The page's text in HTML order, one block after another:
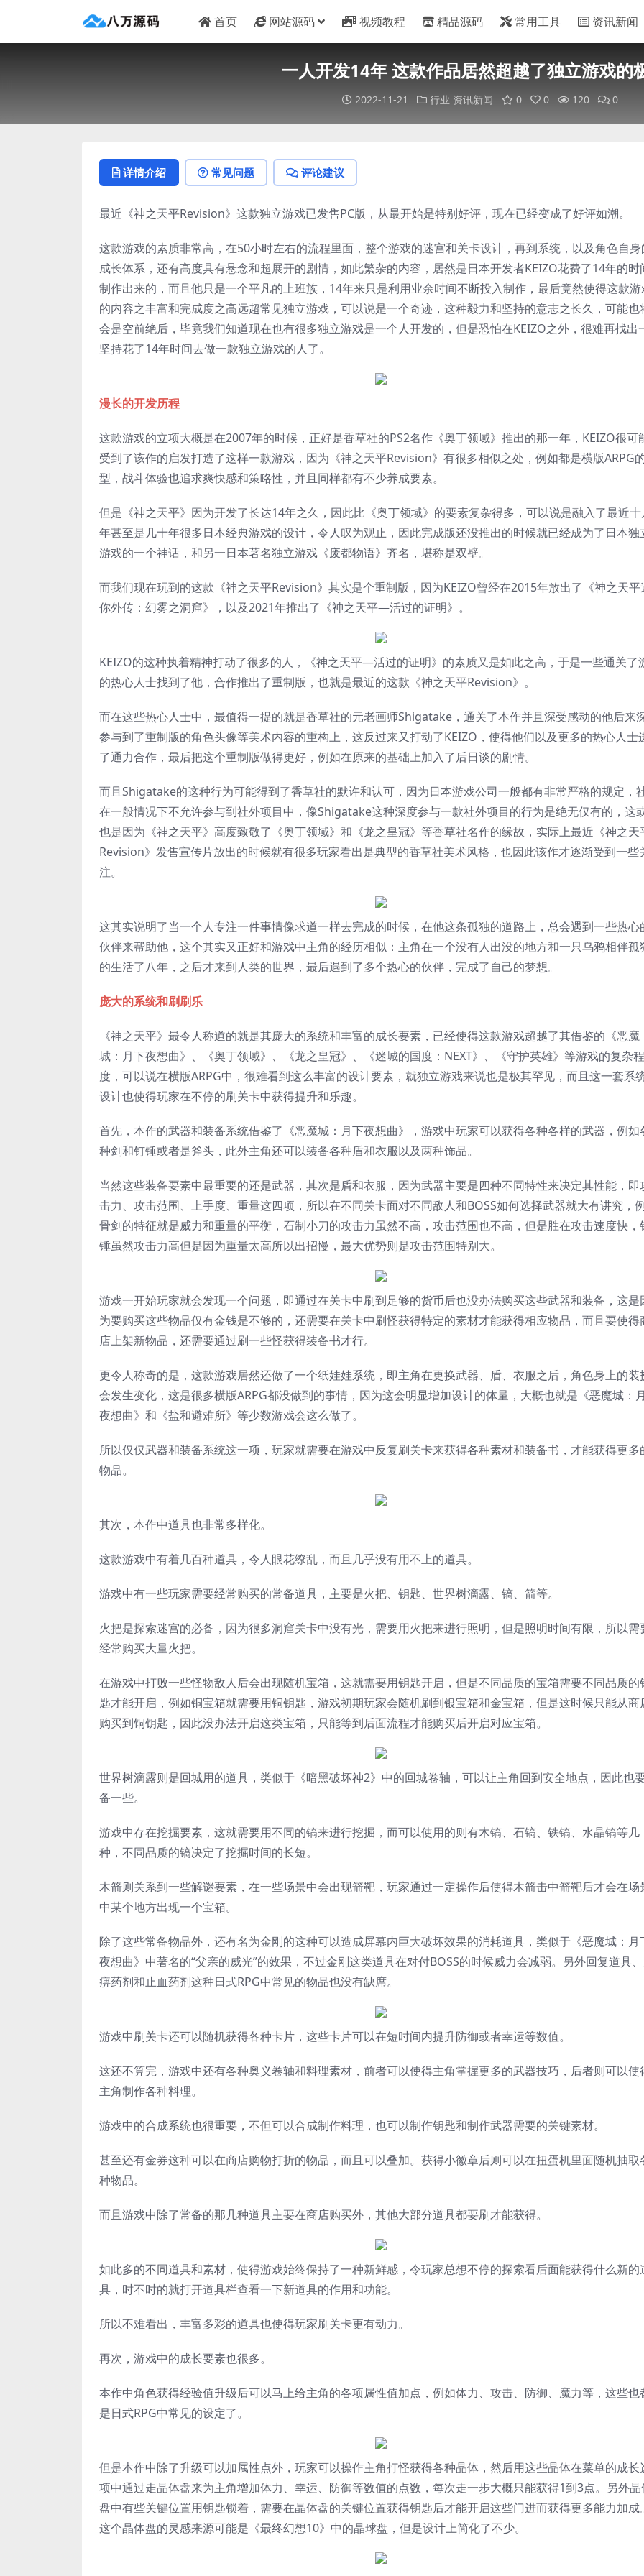
首页 网站源码 视频教程 精品源码 常用工具 资讯新闻
一人开发14年 这款作品居然超越了独立游戏的
2022-11-21 行业 资讯新闻 0 0 120 0
详情介绍 常见问题 评论建议
最近《神之天平Revision》这款独立游戏已发售PC版，从最开始是特别好评，现在已经变成了好评如潮。
这款游戏的素质非常高，在50小时左右的流程里面，整个游戏的迷宫和关卡设计，再到系统，以及角色自身
成长体系，还有高度具有悬念和超展开的剧情，如此繁杂的内容，居然是日本开发者KEIZO花费了14年的时
制作出来的，而且他只是一个平凡的上班族，14年来只是利用业余时间不断投入制作，最后竟然使得这款游
的内容之丰富和完成度之高远超常见独立游戏，可以说是一个奇迹，这种毅力和坚持的意志之长久，可能也
会是空前绝后，毕竟我们知道现在也有很多独立游戏是一个人开发的，但是恐怕在KEIZO之外，很难再找出
坚持花了14年时间去做一款独立游戏的人了。
漫长的开发历程
这款游戏的立项大概是在2007年的时候，正好是香草社的PS2名作《奥丁领域》推出的那一年，KEIZO很可
受到了该作的启发打造了这样一款游戏，因为《神之天平Revision》有很多相似之处，例如都是横版ARPG
型，战斗体验也追求爽快感和策略性，并且同样都有不少养成要素。
但是《神之天平》因为开发了长达14年之久，因此比《奥丁领域》的要素复杂得多，可以说是融入了最近十
年甚至是几十年很多日本经典游戏的设计，令人叹为观止，因此完成版还没推出的时候就已经成为了日本独
游戏的一个神话，和另一日本著名独立游戏《废都物语》齐名，堪称是双壁。
而我们现在玩到的这款《神之天平Revision》其实是个重制版，因为KEIZO曾经在2015年放出了《神之天平
你外传：幻雾之洞窟》，以及2021年推出了《神之天平—活过的证明》。
KEIZO的这种执着精神打动了很多的人，《神之天平—活过的证明》的素质又是如此之高，于是一些通关了
的热心人士找到了他，合作推出了重制版，也就是最近的这款《神之天平Revision》。
而在这些热心人士中，最值得一提的就是香草社的元老画师Shigatake，通关了本作并且深受感动的他后来
参与到了重制版的角色头像等美术内容的重构上，这反过来又打动了KEIZO，使得他们以及更多的热心人士
了通力合作，最后把这个重制版做得更好，例如在原来的基础上加入了后日谈的剧情。
而且Shigatake的这种行为可能得到了香草社的默许和认可，因为日本游戏公司一般都有非常严格的规定，
在一般情况下不允许参与到社外项目中，像Shigatake这种深度参与一款社外项目的行为是绝无仅有的，这
也是因为《神之天平》高度致敬了《奥丁领域》和《龙之皇冠》等香草社名作的缘故，实际上最近《神之天
Revision》发售宣传片放出的时候就有很多玩家看出是典型的香草社美术风格，也因此该作才逐渐受到一些
注。
这其实说明了当一个人专注一件事情像求道一样去完成的时候，在他这条孤独的道路上，总会遇到一些热心
伙伴来帮助他，这个其实又正好和游戏中主角的经历相似：主角在一个没有人出没的地方和一只乌鸦相伴孤
的生活了八年，之后才来到人类的世界，最后遇到了多个热心的伙伴，完成了自己的梦想。
庞大的系统和刷刷乐
《神之天平》最令人称道的就是其庞大的系统和丰富的成长要素，已经使得这款游戏超越了其借鉴的《恶魔
城：月下夜想曲》、《奥丁领域》、《龙之皇冠》、《迷城的国度：NEXT》、《守护英雄》等游戏的复杂程
度，可以说在横版ARPG中，很难看到这么丰富的设计要素，就独立游戏来说也是极其罕见，而且这一套系
设计也使得玩家在不停的刷关卡中获得提升和乐趣。
首先，本作的武器和装备系统借鉴了《恶魔城：月下夜想曲》，游戏中玩家可以获得各种各样的武器，例如
种剑和钉锤或者是斧头，此外主角还可以装备各种盾和衣服以及两种饰品。
当然这些装备要素中最重要的还是武器，其次是盾和衣服，因为武器主要是四种不同特性来决定其性能，即
击力、攻击范围、上手度、重量这四项，所以在不同关卡面对不同敌人和BOSS如何选择武器就大有讲究，
骨剑的特征就是威力和重量的平衡，石制小刀的攻击力虽然不高，攻击范围也不高，但是胜在攻击速度快，
锤虽然攻击力高但是因为重量太高所以出招慢，最大优势则是攻击范围特别大。
游戏一开始玩家就会发现一个问题，即通过在关卡中刷到足够的货币后也没办法购买这些武器和装备，这是
为要购买这些物品仅有金钱是不够的，还需要在关卡中刷怪获得特定的素材才能获得相应物品，而且要使得
店上架新物品，还需要通过刷一些怪获得装备书才行。
更令人称奇的是，这款游戏居然还做了一个纸娃娃系统，即主角在更换武器、盾、衣服之后，角色身上的装
会发生变化，这是很多横版ARPG都没做到的事情，因为这会明显增加设计的体量，大概也就是《恶魔城：
夜想曲》和《盐和避难所》等少数游戏会这么做了。
所以仅仅武器和装备系统这一项，玩家就需要在游戏中反复刷关卡来获得各种素材和装备书，才能获得更多
物品。
其次，本作中道具也非常多样化。
这款游戏中有着几百种道具，令人眼花缭乱，而且几乎没有用不上的道具。
游戏中有一些玩家需要经常购买的常备道具，主要是火把、钥匙、世界树滴露、镐、箭等。
火把是探索迷宫的必备，因为很多洞窟关卡中没有光，需要用火把来进行照明，但是照明时间有限，所以需
经常购买大量火把。
在游戏中打败一些怪物敌人后会出现随机宝箱，这就需要用钥匙开启，但是不同品质的宝箱需要不同品质的
匙才能开启，例如铜宝箱就需要用铜钥匙，游戏初期玩家会随机刷到银宝箱和金宝箱，但是这时候只能从商
购买到铜钥匙，因此没办法开启这类宝箱，只能等到后面流程才能购买后开启对应宝箱。
世界树滴露则是回城用的道具，类似于《暗黑破坏神2》中的回城卷轴，可以让主角回到安全地点，因此也
备一些。
游戏中存在挖掘要素，这就需要用不同的镐来进行挖掘，而可以使用的则有木镐、石镐、铁镐、水晶镐等几
种，不同品质的镐决定了挖掘时间的长短。
木箭则关系到一些解谜要素，在一些场景中会出现箭靶，玩家通过一定操作后使得木箭击中箭靶后才会在场
中某个地方出现一个宝箱。
除了这些常备物品外，还有名为金刚的这种可以造成屏幕内巨大破坏效果的消耗道具，类似于《恶魔城：月
夜想曲》中著名的“父亲的威光”的效果，不过金刚这类道具在对付BOSS的时候威力会减弱。另外回复道具
痹药剂和止血药剂这种日式RPG中常见的物品也没有缺席。
游戏中刷关卡还可以随机获得各种卡片，这些卡片可以在短时间内提升防御或者幸运等数值。
这还不算完，游戏中还有各种奥义卷轴和料理素材，前者可以使得主角掌握更多的武器技巧，后者则可以使
主角制作各种料理。
游戏中的合成系统也很重要，不但可以合成制作料理，也可以制作钥匙和制作武器需要的关键素材。
甚至还有金券这种可以在商店购物打折的物品，而且可以叠加。获得小徽章后则可以在扭蛋机里面随机抽取
种物品。
而且游戏中除了常备的那几种道具主要在商店购买外，其他大部分道具都要刷才能获得。
如此多的不同道具和素材，使得游戏始终保持了一种新鲜感，令玩家总想不停的探索看后面能获得什么新的
具，时不时的就打开道具栏查看一下新道具的作用和功能。
所以不难看出，丰富多彩的道具也使得玩家刷关卡更有动力。
再次，游戏中的成长要素也很多。
本作中角色获得经验值升级后可以马上给主角的各项属性值加点，例如体力、攻击、防御、魔力等，这些也
是日式RPG中常见的设定了。
但是本作中除了升级可以加属性点外，玩家可以操作主角打怪获得各种晶体，然后用这些晶体在菜单的成长
项中通过走晶体盘来为主角增加体力、幸运、防御等数值的点数，每次走一步大概只能获得1到3点。另外晶
盘中有些关键位置用钥匙锁着，需要在晶体盘的关键位置获得钥匙后才能开启这些门进而获得更多能力加成。
这个晶体盘的灵感来源可能是《最终幻想10》中的晶球盘，但是设计上简化了不少。